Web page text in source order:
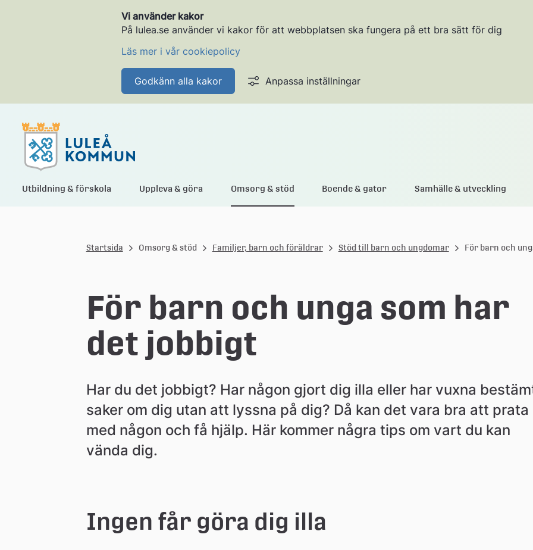
Vi använder kakor
På lulea.se använder vi kakor för att webbplatsen ska fungera på ett bra sätt för dig
Läs mer i vår cookiepolicy
Godkänn alla kakor Anpassa inställningar
L
Utbildning & förskola Uppleva & göra Omsorg & stöd Boende & gator Samhälle & utveckling
Startsida Omsorg & stöd Familjer, barn och föräldrar Stöd till barn och ungdomar För barn och
För barn och unga som har
det jobbigt
Har du det jobbigt? Har någon gjort dig illa eller har vuxna
saker om dig utan att lyssna på dig? Då kan det vara bra att prata
med någon och få hjälp. Här kommer några tips om vart du kan
vända dig.
Ingen får göra dig illa